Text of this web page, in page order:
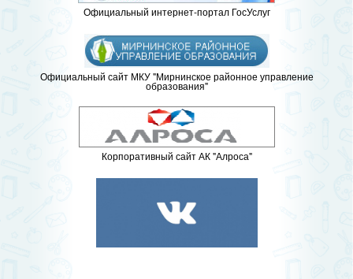
Официальный интернет-портал ГосУслуг
Официальный сайт МКУ "Мирнинское районное управление
образования"
Корпоративный сайт АК "Алроса"